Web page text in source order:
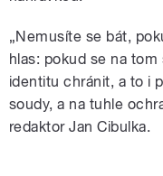
„Nemusíte se bát,
hlas: pokud se na
identitu chránit, a to i
soudy, a na tuhle
redaktor Jan Cibulka.